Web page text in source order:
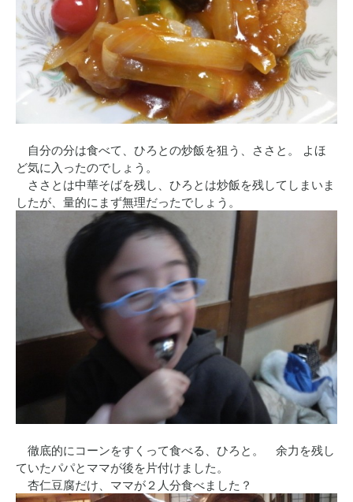
自分の分は食べて、ひろとの炒飯を狙う、ささと。 よほ
ど気に入ったのでしょう。
ささとは中華そばを残し、ひろとは炒飯を残してしまいま
したが、量的にまず無理だったでしょう。
徹底的にコーンをすくって食べる、ひろと。 余力を残し
ていたパパとママが後を片付けました。
杏仁豆腐だけ、ママが２人分食べました？